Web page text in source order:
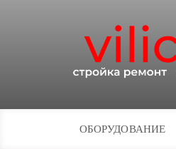
ОБОРУДОВАНИЕ